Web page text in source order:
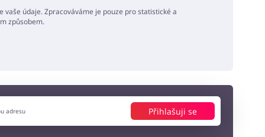
údaje. Zpracováváme je pouze pro statistické a
způsobem.
Přihlašuji se